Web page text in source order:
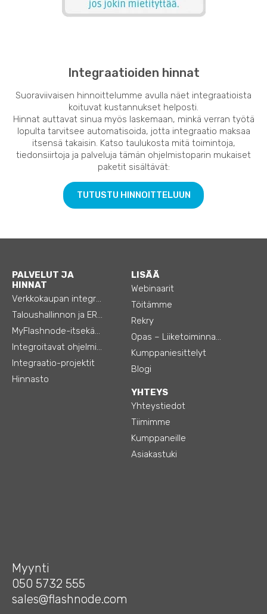
Integraatioiden hinnat
Suoraviivaisen hinnoittelumme avulla näet integraatioista
koituvat kustannukset helposti.
Hinnat auttavat sinua myös laskemaan, minkä verran työtä
lopulta tarvitsee automatisoida, jotta integraatio maksaa
itsensä takaisin. Katso taulukosta mitä toimintoja,
tiedonsiirtoja ja palveluja tämän ohjelmistoparin mukaiset
paketit sisältävät:
TUTUSTU HINNOITTELUUN
PALVELUT JA
HINNAT
Verkkokaupan integraatiot
Taloushallinnon ja ERP:n integraatiot
MyFlashnode-itsekäyttö-automaatio
Integroitavat ohjelmistot
Integraatio-projektit
Hinnasto
LISÄÄ
Webinaarit
Töitämme
Rekry
Opas – Liiketoiminnan tehostamiseen
Kumppaniesittelyt
Blogi
YHTEYS
Yhteystiedot
Tiimimme
Kumppaneille
Asiakastuki
Myynti
050 5732 555
sales@flashnode.com